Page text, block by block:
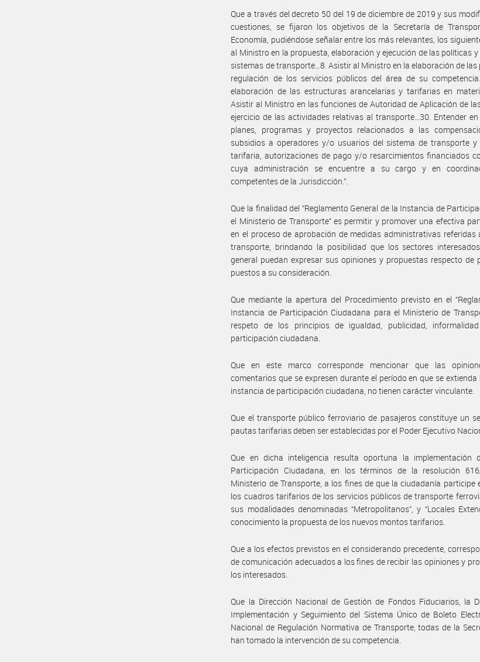
Que a través del decreto 50 del 19 de diciembre de 2019 y sus
cuestiones, se fijaron los objetivos de la Secretaría de
Economía, pudiéndose señalar entre los más relevantes, los
al Ministro en la propuesta, elaboración y ejecución de las políticas
sistemas de transporte…8. Asistir al Ministro en la elaboración de
regulación de los servicios públicos del área de su
elaboración de las estructuras arancelarias y tarifarias en
Asistir al Ministro en las funciones de Autoridad de Aplicación de
ejercicio de las actividades relativas al transporte…30. Entender
planes, programas y proyectos relacionados a las
subsidios a operadores y/o usuarios del sistema de transporte y
tarifaria, autorizaciones de pago y/o resarcimientos financiados
cuya administración se encuentre a su cargo y en
competentes de la Jurisdicción.”.
Que la finalidad del “Reglamento General de la Instancia de
el Ministerio de Transporte” es permitir y promover una efectiva
en el proceso de aprobación de medidas administrativas referidas
transporte, brindando la posibilidad que los sectores
general puedan expresar sus opiniones y propuestas respecto de
puestos a su consideración.
Que mediante la apertura del Procedimiento previsto en el
Instancia de Participación Ciudadana para el Ministerio de
respeto de los principios de igualdad, publicidad,
participación ciudadana.
Que en este marco corresponde mencionar que las
comentarios que se expresen durante el período en que se
instancia de participación ciudadana, no tienen carácter vinculante.
Que el transporte público ferroviario de pasajeros constituye un
pautas tarifarias deben ser establecidas por el Poder Ejecutivo
Que en dicha inteligencia resulta oportuna la implementación
Participación Ciudadana, en los términos de la resolución
Ministerio de Transporte, a los fines de que la ciudadanía participe
los cuadros tarifarios de los servicios públicos de transporte
sus modalidades denominadas “Metropolitanos”, y “Locales
conocimiento la propuesta de los nuevos montos tarifarios.
Que a los efectos previstos en el considerando precedente,
de comunicación adecuados a los fines de recibir las opiniones y
los interesados.
Que la Dirección Nacional de Gestión de Fondos Fiduciarios, la
Implementación y Seguimiento del Sistema Único de Boleto
Nacional de Regulación Normativa de Transporte, todas de la
han tomado la intervención de su competencia.